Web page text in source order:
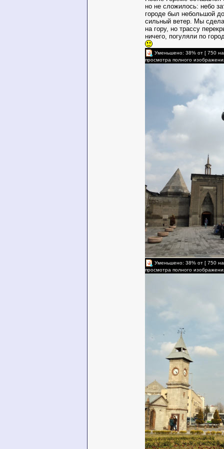
но не сложилось: небо
городе был небольшой
сильный ветер. Мы
на гору, но трассу
ничего, погуляли по
Уменьшено: 38% от [ 750
просмотра полного
Уменьшено: 38% от [ 750
просмотра полного